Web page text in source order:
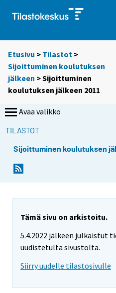
Etusivu > Tilastot >
Sijoittuminen koulutuksen
jälkeen > Sijoittuminen
koulutuksen jälkeen 2011
Avaa valikko
TILASTOT
Sijoittuminen koulutuksen
Tämä sivu on arkistoitu.
5.4.2022 jälkeen julkaistut
uudistetulta sivustolta.
Siirry uudelle tilastosivulle